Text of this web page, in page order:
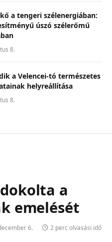
a tengeri szélenergiában:
úszó szélerőmű
8.
a Velencei-tó természetes
helyreállítása
8.
a
emelését
6. 2 perc olvasási idő